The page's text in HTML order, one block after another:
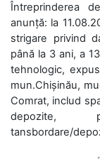
Întreprinderea
anunță: la
strigare privind
până la 3 ani, a
tehnologic,
mun.Chișinău,
Comrat, includ
depozite,
tansbordare/